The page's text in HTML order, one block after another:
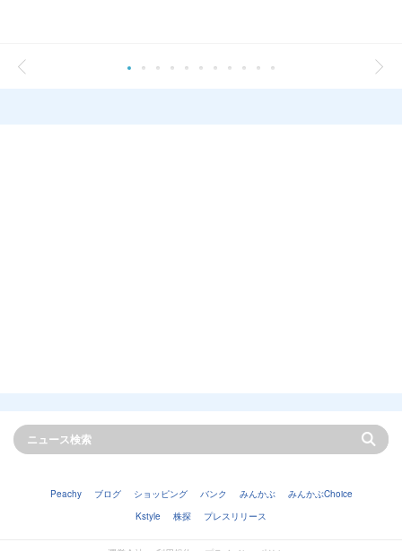
Peachy ブログ ショッピング バンク みんかぶ
みんかぶChoice
Kstyle
株探 プレスリリース